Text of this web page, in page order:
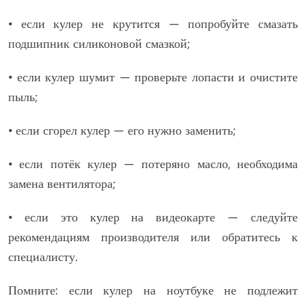
• если кулер не крутится — попробуйте смазать
подшипник силиконовой смазкой;
• если кулер шумит — проверьте лопасти и очистите
пыль;
• если сгорел кулер — его нужно заменить;
• если потёк кулер — потеряно масло, необходима
замена вентилятора;
• если это кулер на видеокарте — следуйте
рекомендациям производителя или обратитесь к
специалисту.
Помните: если кулер на ноутбуке не подлежит